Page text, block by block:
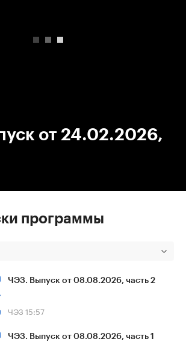
от 24.02.2026,
программы
ЧЭЗ. Выпуск от 08.08.2026, часть 2
ЧЭЗ 15:57
ЧЭЗ. Выпуск от 08.08.2026, часть 1